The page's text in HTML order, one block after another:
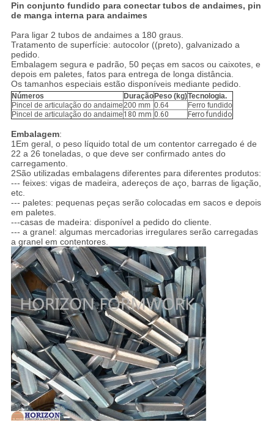
Pin conjunto fundido para conectar tubos de andaimes, pin
de manga interna para andaimes
Para ligar 2 tubos de andaimes a 180 graus.
Tratamento de superfície: autocolor ((preto), galvanizado a
pedido.
Embalagem segura e padrão, 50 peças em sacos ou caixotes, e
depois em paletes, fatos para entrega de longa distância.
Os tamanhos especiais estão disponíveis mediante pedido.
Números Duração Peso (kg)Tecnologia.
Pincel de articulação do andaime200 mm 0.64
Ferro fundido
Pincel de articulação do andaime 180 mm 0.60 Ferro fundido
Embalagem:
1Em geral, o peso líquido total de um contentor carregado é de
22 a 26 toneladas, o que deve ser confirmado antes do
carregamento.
2São utilizadas embalagens diferentes para diferentes produtos:
--- feixes: vigas de madeira, adereços de aço, barras de ligação,
etc.
--- paletes: pequenas peças serão colocadas em sacos e depois
em paletes.
---casas de madeira: disponível a pedido do cliente.
--- a granel: algumas mercadorias irregulares serão carregadas
a granel em contentores.